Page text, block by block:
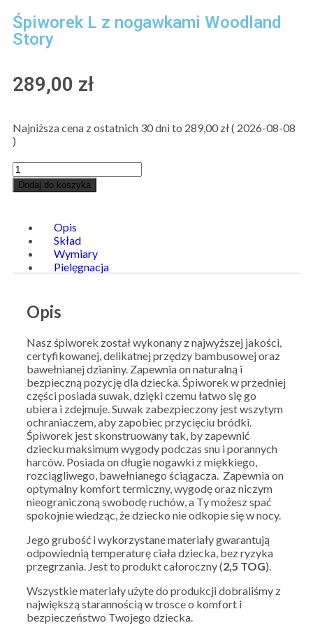
Śpiworek L z nogawkami Woodland
Story
289,00 zł
Najniższa cena z ostatnich 30 dni to 289,00 zł( 2026-08-08
)
Dodaj do koszyka
Opis
Skład
Wymiary
Pielęgnacja
Opis
Nasz śpiworek został wykonany z najwyższej jakości,
certyfikowanej, delikatnej przędzy bambusowej oraz
bawełnianej dzianiny. Zapewnia on naturalną i
bezpieczną pozycję dla dziecka. Śpiworek w przedniej
części posiada suwak, dzięki czemu łatwo się go
ubiera i zdejmuje. Suwak zabezpieczony jest wszytym
ochraniaczem, aby zapobiec przycięciu bródki.
Śpiworek jest skonstruowany tak, by zapewnić
dziecku maksimum wygody podczas snu i porannych
harców. Posiada on długie nogawki z miękkiego,
rozciągliwego, bawełnianego ściągacza. Zapewnia on
optymalny komfort termiczny, wygodę oraz niczym
nieograniczoną swobodę ruchów, a Ty możesz spać
spokojnie wiedząc, że dziecko nie odkopie się w nocy.
Jego grubość i wykorzystane materiały gwarantują
odpowiednią temperaturę ciała dziecka, bez ryzyka
przegrzania. Jest to produkt całoroczny (2,5 TOG).
Wszystkie materiały użyte do produkcji dobraliśmy z
największą starannością w trosce o komfort i
bezpieczeństwo Twojego dziecka.